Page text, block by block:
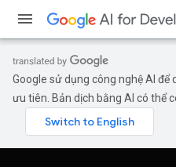
Google sử dụng công nghệ AI
ưu tiên. Bản dịch bằng AI có thể